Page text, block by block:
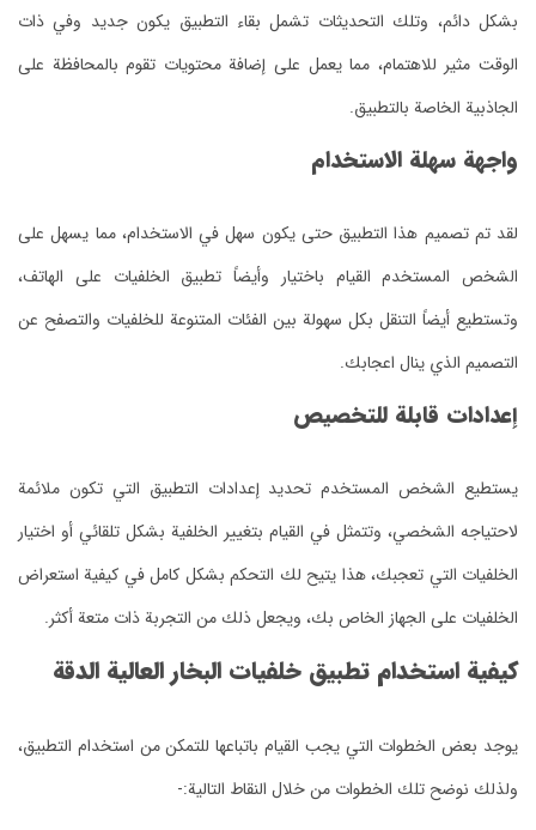
بشكل دائم، وتلك التحديثات تشمل بقاء التطبيق يكون جديد وفي ذات
الوقت مثير للاهتمام، مما يعمل على إضافة محتويات تقوم بالمحافظة على
الجاذبية الخاصة بالتطبيق.
واجهة سهلة الاستخدام
لقد تم تصميم هذا التطبيق حتى يكون سهل في الاستخدام، مما يسهل على
الشخص المستخدم القيام باختيار وأيضاً تطبيق الخلفيات على الهاتف،
وتستطيع أيضاً التنقل بكل سهولة بين الفئات المتنوعة للخلفيات والتصفح عن
التصميم الذي ينال اعجابك.
إعدادات قابلة للتخصيص
يستطيع الشخص المستخدم تحديد إعدادات التطبيق التي تكون ملائمة
لاحتياجه الشخصي، وتتمثل في القيام بتغيير الخلفية بشكل تلقائي أو اختيار
الخلفيات التي تعجبك، هذا يتيح لك التحكم بشكل كامل في كيفية استعراض
الخلفيات على الجهاز الخاص بك، ويجعل ذلك من التجربة ذات متعة أكثر.
كيفية استخدام تطبيق خلفيات البخار العالية الدقة
يوجد بعض الخطوات التي يجب القيام باتباعها للتمكن من استخدام التطبيق،
ولذلك نوضح تلك الخطوات من خلال النقاط التالية:-